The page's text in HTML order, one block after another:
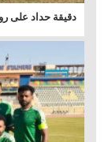
دقيقة حداد على